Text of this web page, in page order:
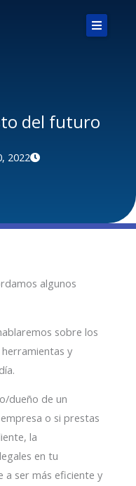
del futuro
2022
algunos
sobre los
y
dueño de un
o si prestas
la
en tu
a ser más eficiente y